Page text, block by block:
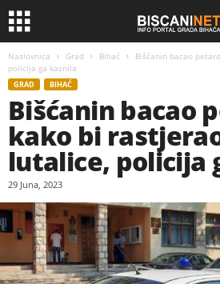
Naslovnica Grad Bihać
Bišćanin bacao
policija ga kaznila
GRAD BIHAĆ
Bišćanin bacao
kako bi
lutalice, policija
29 Juna, 2023